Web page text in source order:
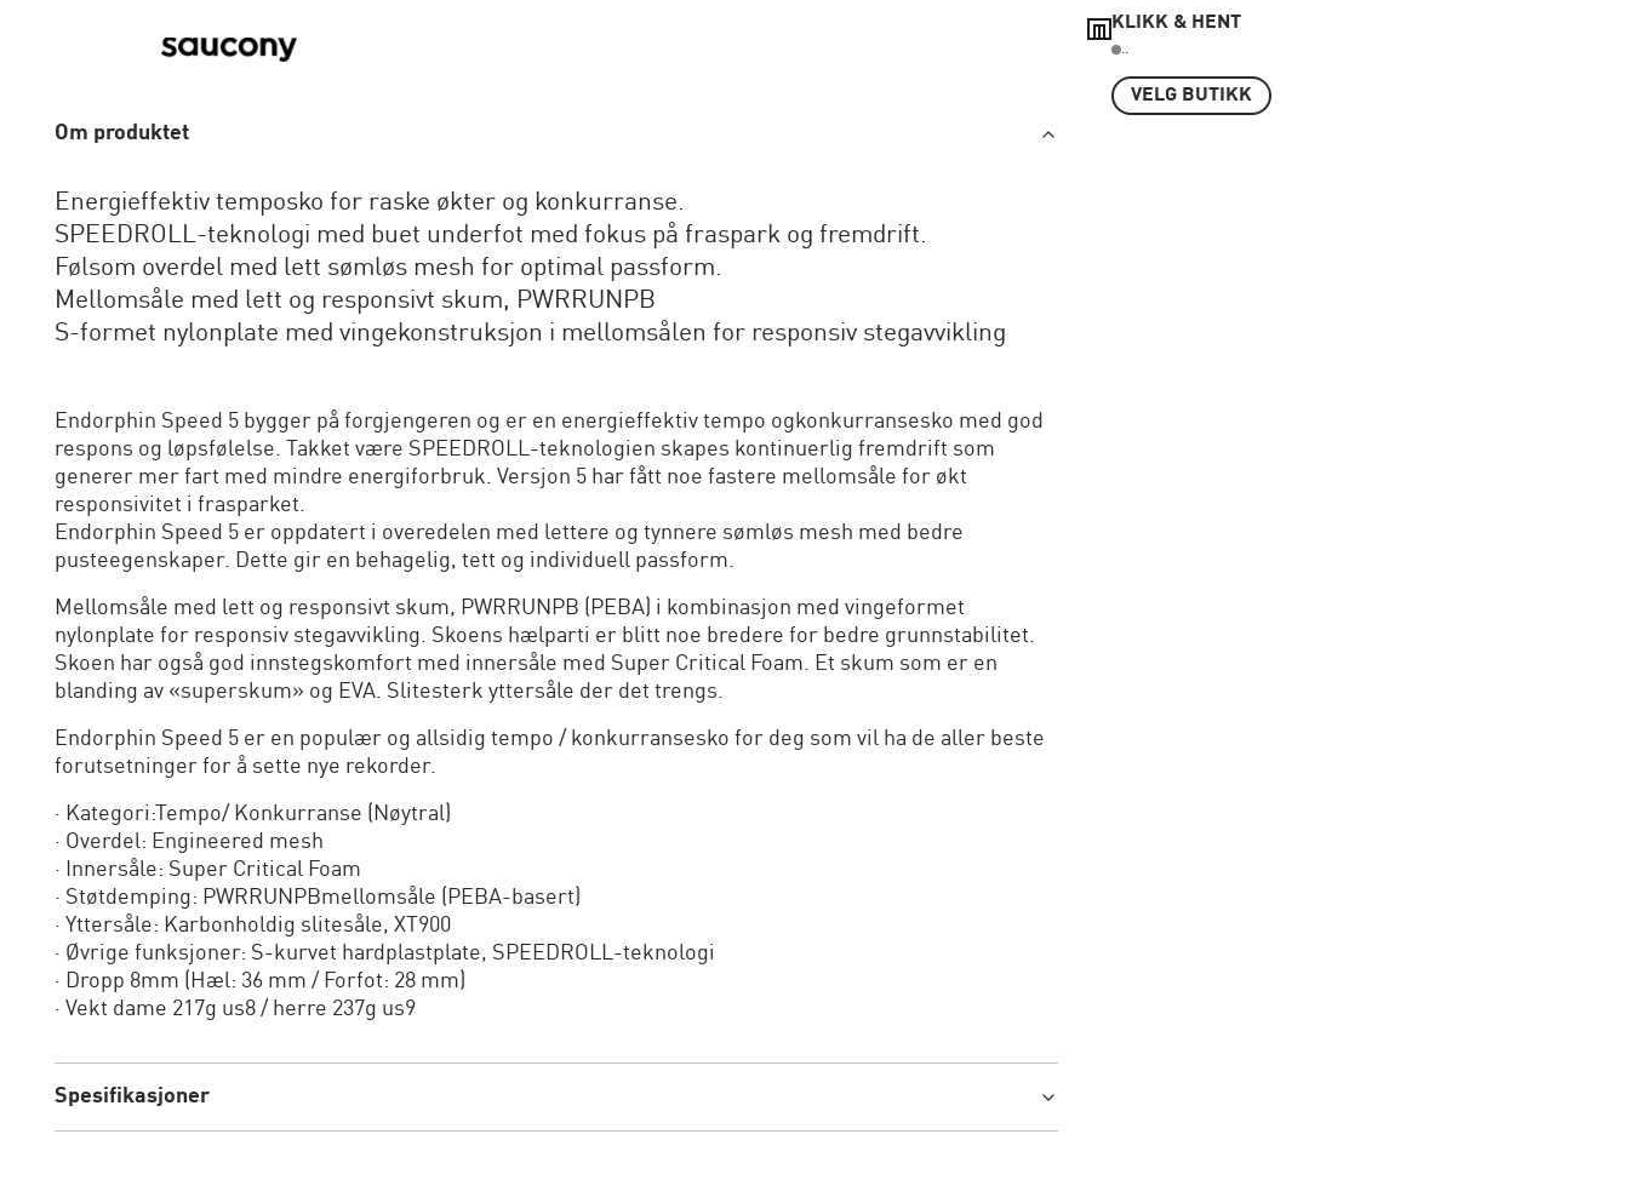
Om produktet
Energieffektiv temposko for raske økter og konkurranse.
SPEEDROLL-teknologi med buet underfot med fokus på fraspark og fremdrift.
Følsom overdel med lett sømløs mesh for optimal passform.
Mellomsåle med lett og responsivt skum, PWRRUNPB
S-formet nylonplate med vingekonstruksjon i mellomsålen for responsiv stegavvikling
Endorphin Speed 5 bygger på forgjengeren og er en energieffektiv tempo ogkonkurransesko med god
respons og løpsfølelse. Takket være SPEEDROLL-teknologien skapes kontinuerlig fremdrift som
generer mer fart med mindre energiforbruk. Versjon 5 har fått noe fastere mellomsåle for økt
responsivitet i frasparket.
Endorphin Speed 5 er oppdatert i overedelen med lettere og tynnere sømløs mesh med bedre
pusteegenskaper. Dette gir en behagelig, tett og individuell passform.
Mellomsåle med lett og responsivt skum, PWRRUNPB (PEBA) i kombinasjon med vingeformet
nylonplate for responsiv stegavvikling. Skoens hælparti er blitt noe bredere for bedre grunnstabilitet.
Skoen har også god innstegskomfort med innersåle med Super Critical Foam. Et skum som er en
blanding av «superskum» og EVA. Slitesterk yttersåle der det trengs.
Endorphin Speed 5 er en populær og allsidig tempo / konkurransesko for deg som vil ha de aller beste
forutsetninger for å sette nye rekorder.
· Kategori:Tempo/ Konkurranse (Nøytral)
· Overdel: Engineered mesh
· Innersåle: Super Critical Foam
· Støtdemping: PWRRUNPBmellomsåle (PEBA-basert)
· Yttersåle: Karbonholdig slitesåle, XT900
· Øvrige funksjoner: S-kurvet hardplastplate, SPEEDROLL-teknologi
· Dropp 8mm (Hæl: 36 mm / Forfot: 28 mm)
· Vekt dame 217g us8 / herre 237g us9
Spesifikasjoner
KLIKK & HENT
..
VELG BUTIKK